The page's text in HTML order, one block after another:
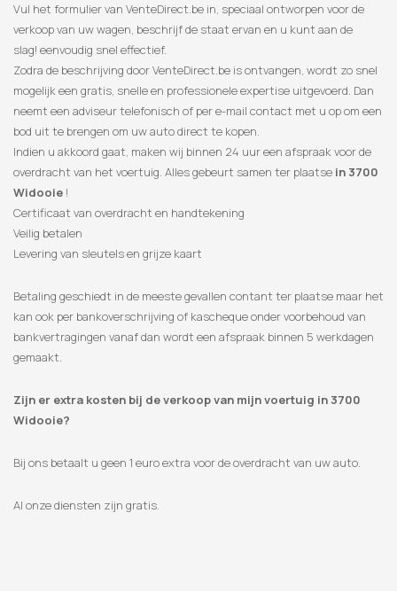
Vul het formulier van VenteDirect.be in, speciaal ontworpen voor de
verkoop van uw wagen, beschrijf de staat ervan en u kunt aan de
slag! eenvoudig snel effectief.
Zodra de beschrijving door VenteDirect.be is ontvangen, wordt zo snel
mogelijk een gratis, snelle en professionele expertise uitgevoerd. Dan
neemt een adviseur telefonisch of per e-mail contact met u op om een
​​bod uit te brengen om uw auto direct te kopen.
Indien u akkoord gaat, maken wij binnen 24 uur een afspraak voor de
overdracht van het voertuig. Alles gebeurt samen ter plaatse in 3700
Widooie !
Certificaat van overdracht en handtekening
Veilig betalen
Levering van sleutels en grijze kaart
Betaling geschiedt in de meeste gevallen contant ter plaatse maar het
kan ook per bankoverschrijving of kascheque onder voorbehoud van
bankvertragingen vanaf dan wordt een afspraak binnen 5 werkdagen
gemaakt.
Zijn er extra kosten bij de verkoop van mijn voertuig in 3700
Widooie?
Bij ons betaalt u geen 1 euro extra voor de overdracht van uw auto.
Al onze diensten zijn gratis.